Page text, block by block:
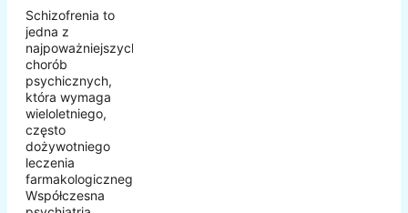
Schizofrenia to
jedna z
najpoważniejszych
chorób
psychicznych,
która wymaga
wieloletniego,
często
dożywotniego
leczenia
farmakologicznego.
Współczesna